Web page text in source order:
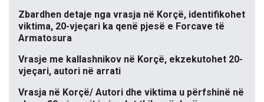
Zbardhen detaje nga vrasja në Korçë, identifikohet
viktima, 20-vjeçari ka qenë pjesë e Forcave të
Armatosura
Vrasje me kallashnikov në Korçë, ekzekutohet 20-
vjeçari, autori në arrati
Vrasja në Korçë/ Autori dhe viktima u përfshinë në